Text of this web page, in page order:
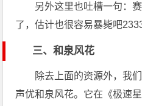
另外这里也吐槽一句：
了，估计也很容易暴毙吧
三、和泉风花
除去上面的资源外，我
声优和泉风花。它在《极速